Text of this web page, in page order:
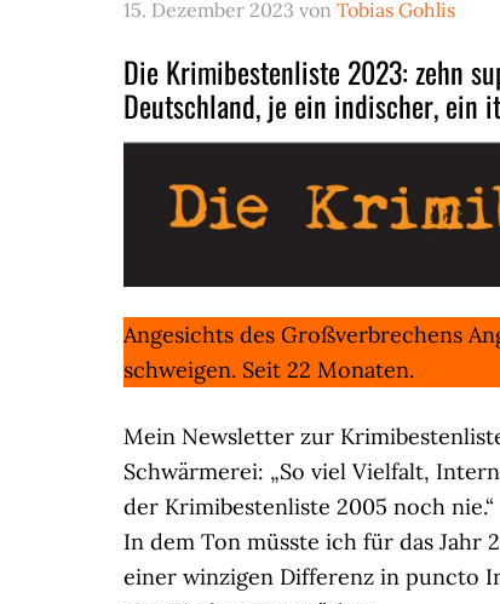
15. Dezember 2023 von Tobias Gohlis
Die Krimibestenliste 2023: zehn
Deutschland, je ein indischer, ein
Angesichts des Großverbrechens
schweigen. Seit 22 Monaten.
Mein Newsletter zur
Schwärmerei: „So viel Vielfalt,
der Krimibestenliste 2005 noch nie.“
In dem Ton müsste ich für das
einer winzigen Differenz in puncto